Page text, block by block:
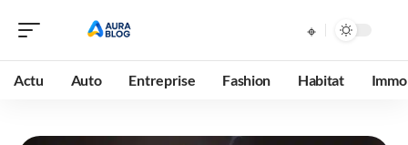
Actu Auto Entreprise Fashion Habitat